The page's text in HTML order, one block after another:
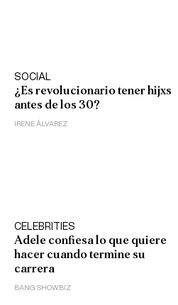
SOCIAL
¿Es revolucionario tener hijxs
antes de los 30?
IRENE ÁLVAREZ
CELEBRITIES
Adele confiesa lo que quiere
hacer cuando termine su
carrera
BANG SHOWBIZ